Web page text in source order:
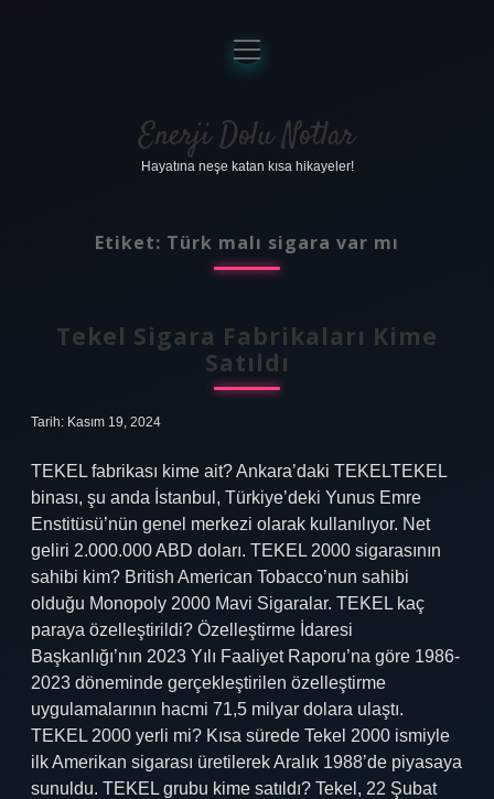
Anasayfa
Gizlilik Politikası
Yasal Uyarı
menüyü
aç
Enerji Dolu Notlar
Hayatına neşe katan kısa hikayeler!
Etiket: Türk malı sigara var mı
Tekel Sigara Fabrikaları Kime
Satıldı
Tarih: Kasım 19, 2024
TEKEL fabrikası kime ait? Ankara’daki TEKELTEKEL
binası, şu anda İstanbul, Türkiye’deki Yunus Emre
Enstitüsü’nün genel merkezi olarak kullanılıyor. Net
geliri 2.000.000 ABD doları. TEKEL 2000 sigarasının
sahibi kim? British American Tobacco’nun sahibi
olduğu Monopoly 2000 Mavi Sigaralar. TEKEL kaç
paraya özelleştirildi? Özelleştirme İdaresi
Başkanlığı’nın 2023 Yılı Faaliyet Raporu’na göre 1986-
2023 döneminde gerçekleştirilen özelleştirme
uygulamalarının hacmi 71,5 milyar dolara ulaştı.
TEKEL 2000 yerli mi? Kısa sürede Tekel 2000 ismiyle
ilk Amerikan sigarası üretilerek Aralık 1988’de piyasaya
sunuldu. TEKEL grubu kime satıldı? Tekel, 22 Şubat